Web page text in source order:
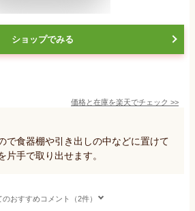
ショップでみる
価格と在庫を楽天でチェック >>
で食器棚や引き出しの中などに置けて
片手で取り出せます。
のおすすめコメント（2件）